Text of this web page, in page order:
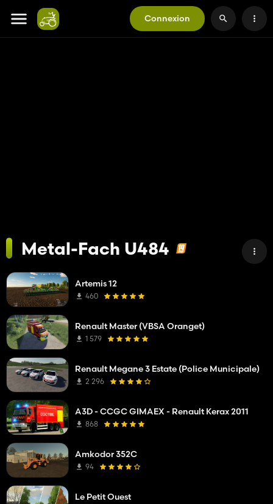
Connexion
Metal-Fach U484
Artemis 12
460
Renault Master (VBSA Oranget)
1 579
Renault Megane 3 Estate (Police Municipale)
2 296
A3D - CCGC GIMAEX - Renault Kerax 2011
868
Amkodor 352C
94
Le Petit Ouest